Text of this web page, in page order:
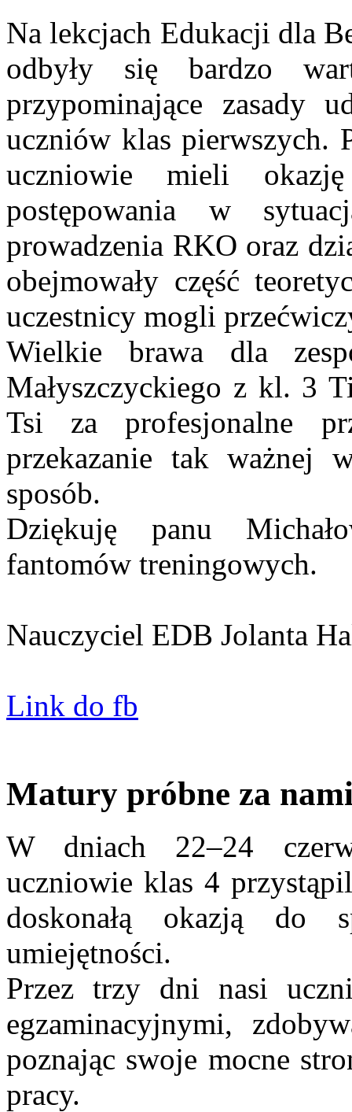
Na lekcjach Edukacji dla
odbyły się bardzo
przypominające zasady
uczniów klas pierwszych.
uczniowie mieli
postępowania w
prowadzenia RKO oraz
obejmowały część
uczestnicy mogli
Wielkie brawa dla
Małyszczyckiego z kl. 3
Tsi za profesjonalne
przekazanie tak ważnej
sposób.
Dziękuję panu
fantomów treningowych.
Nauczyciel EDB Jolanta
Link do fb
Matury próbne za
W dniach 22–24
uczniowie klas 4
doskonałą okazją do
umiejętności.
Przez trzy dni nasi
egzaminacyjnymi,
poznając swoje mocne
pracy.